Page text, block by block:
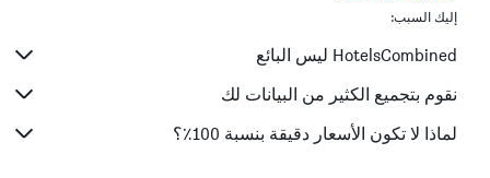
إليك السبب:
HotelsCombined ليس البائع
نقوم بتجميع الكثير من البيانات لك
لماذا لا تكون الأسعار دقيقة بنسبة 100٪؟